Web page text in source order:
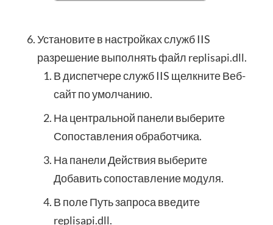
Установите в настройках служб IIS
разрешение выполнять файл replisapi.dll.
В диспетчере служб IIS щелкните Веб-
сайт по умолчанию.
На центральной панели выберите
Сопоставления обработчика.
На панели Действия выберите
Добавить сопоставление модуля.
В поле Путь запроса введите
replisapi.dll.